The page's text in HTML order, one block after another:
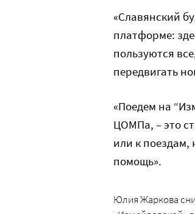
«Славянский
платформе:
пользуются
передвигать
«Поедем на
ЦОМПа, – это
или к поездам,
помощь».
Юлия Жаркова